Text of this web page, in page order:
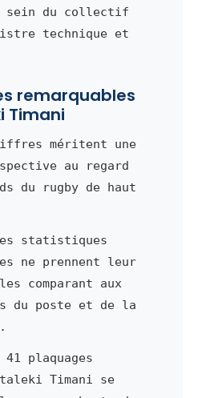
sein du collectif
technique et
remarquables
Timani
méritent une
au regard
du rugby de haut
statistiques
ne prennent leur
comparant aux
du poste et de la
plaquages
Timani se